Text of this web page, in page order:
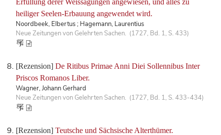
heiliger Seelen-Erbauung angewendet wird.
Noordbeek, Elbertus ; Hagemann, Laurentius
Neue Zeitungen von Gelehrten Sachen. (1727, Bd. 1, S. 433)
[Rezension] De Ritibus Primae Anni Diei Sollennibus Inter
Priscos Romanos Liber.
Wagner, Johann Gerhard
Neue Zeitungen von Gelehrten Sachen. (1727, Bd. 1, S. 433-434)
[Rezension] Teutsche und Sächsische Alterthümer.